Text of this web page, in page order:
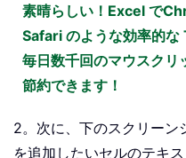
素晴らしい！Excel で
Safari のような効率的な
毎日数千回のマウスク
節約できます！
2。次に、下のスクリーン
を追加したいセルのテキ